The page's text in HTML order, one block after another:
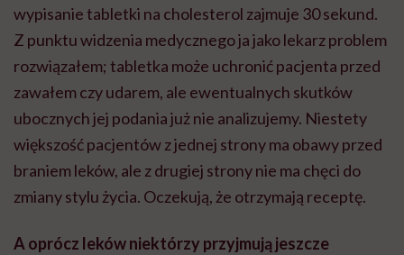
wypisanie tabletki na cholesterol zajmuje 30 sekund.
Z punktu widzenia medycznego ja jako lekarz problem
rozwiązałem; tabletka może uchronić pacjenta przed
zawałem czy udarem, ale ewentualnych skutków
ubocznych jej podania już nie analizujemy. Niestety
większość pacjentów z jednej strony ma obawy przed
braniem leków, ale z drugiej strony nie ma chęci do
zmiany stylu życia. Oczekują, że otrzymają receptę.
A oprócz leków niektórzy przyjmują jeszcze